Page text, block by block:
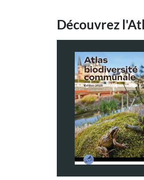
Découvrez